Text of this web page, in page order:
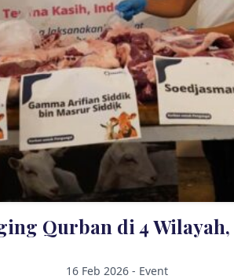
Qurban di 4
16 Feb 2026 - Event